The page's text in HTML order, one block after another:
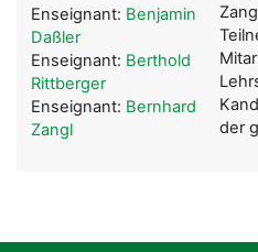
der
Enseignant: Benjamin
Daßler
Enseignant: Berthold
Rittberger
Enseignant: Bernhard
Zangl